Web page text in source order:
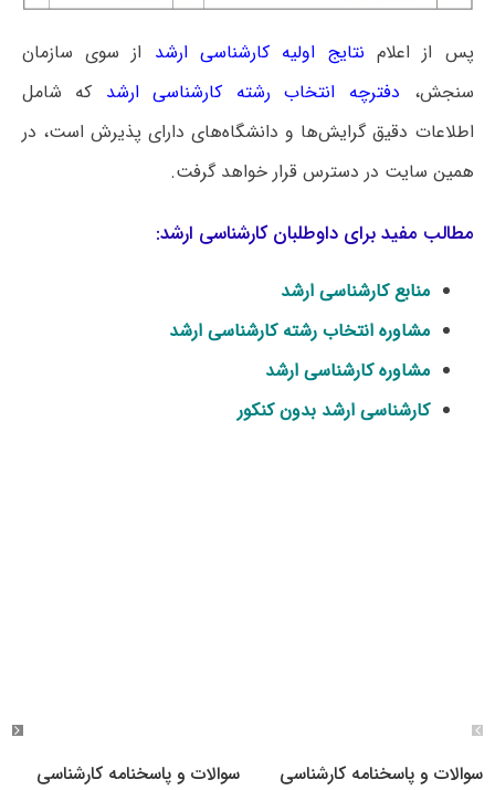
پس از اعلام نتایج اولیه کارشناسی ارشد از سوی سازمان
سنجش، دفترچه انتخاب رشته کارشناسی ارشد که شامل
اطلاعات دقیق گرایش‌ها و دانشگاه‌های دارای پذیرش است، در
همین سایت در دسترس قرار خواهد گرفت.
مطالب مفید برای داوطلبان کارشناسی ارشد:
منابع کارشناسی ارشد
مشاوره انتخاب رشته کارشناسی ارشد
مشاوره کارشناسی ارشد
کارشناسی ارشد بدون کنکور
سوالات و پاسخنامه کارشناسی
سوالات و پاسخنامه کارشناسی